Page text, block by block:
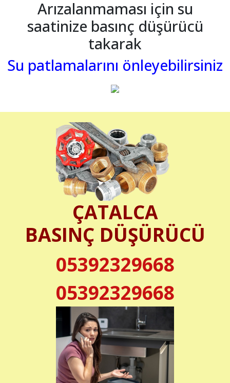
Arızalanmaması için su
saatinize basınç düşürücü
takarak
Su patlamalarını önleyebilirsiniz
ÇATALCA
BASINÇ DÜŞÜRÜCÜ
05392329668
05392329668